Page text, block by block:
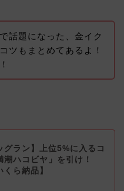
話題になった、金イク
ツもまとめてあるよ！
グラン】上位5%に入るコ
潮ハコビヤ」を引け！
くら納品】